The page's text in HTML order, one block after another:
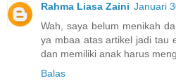
Rahma Liasa Zaini Januari
Wah, saya belum menikah
ya mbaa atas artikel jadi tau
dan memiliki anak harus
Balas